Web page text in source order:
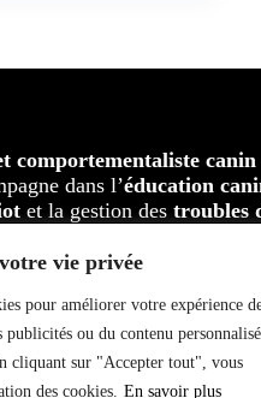
vie privée
pour améliorer votre expérience
ou du contenu
cliquant sur "Accepter tout", vous
des cookies. En savoir plus
comportementaliste
dans l’éducation
et la gestion des troubles
et balades
confondues.